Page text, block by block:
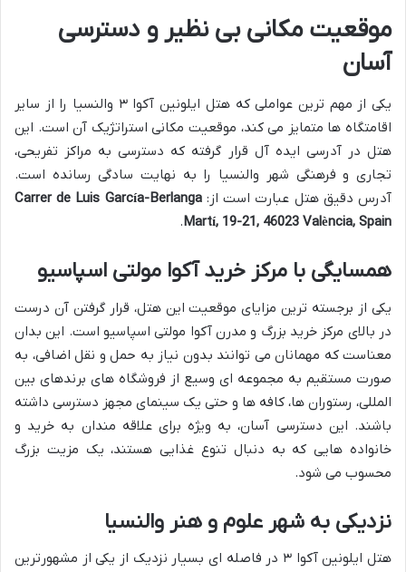
موقعیت مکانی بی نظیر و دسترسی
آسان
یکی از مهم ترین عواملی که هتل ایلونین آکوا ۳ والنسیا را از سایر
اقامتگاه ها متمایز می کند، موقعیت مکانی استراتژیک آن است. این
هتل در آدرسی ایده آل قرار گرفته که دسترسی به مراکز تفریحی،
تجاری و فرهنگی شهر والنسیا را به نهایت سادگی رسانده است.
آدرس دقیق هتل عبارت است از:Carrer de Luis García-Berlanga
Martí, 19-21, 46023 València, Spain
.
همسایگی با مرکز خرید آکوا مولتی اسپاسیو
یکی از برجسته ترین مزایای موقعیت این هتل، قرار گرفتن آن درست
در بالای مرکز خرید بزرگ و مدرن آکوا مولتی اسپاسیو است. این بدان
معناست که مهمانان می توانند بدون نیاز به حمل و نقل اضافی، به
صورت مستقیم به مجموعه ای وسیع از فروشگاه های برندهای بین
المللی، رستوران ها، کافه ها و حتی یک سینمای مجهز دسترسی داشته
باشند. این دسترسی آسان، به ویژه برای علاقه مندان به خرید و
خانواده هایی که به دنبال تنوع غذایی هستند، یک مزیت بزرگ
محسوب می شود.
نزدیکی به شهر علوم و هنر والنسیا
هتل ایلونین آکوا ۳ در فاصله ای بسیار نزدیک از یکی از مشهورترین